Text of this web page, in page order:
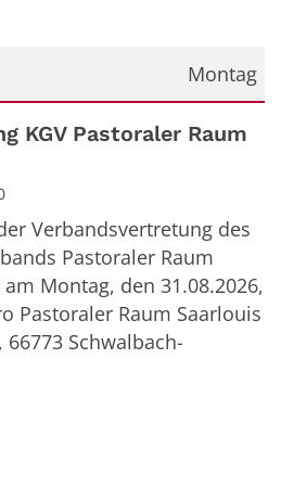
Montag
KGV Pastoraler Raum
Verbandsvertretung des
Pastoraler Raum
Montag, den 31.08.2026,
Pastoraler Raum Saarlouis
Schwalbach-